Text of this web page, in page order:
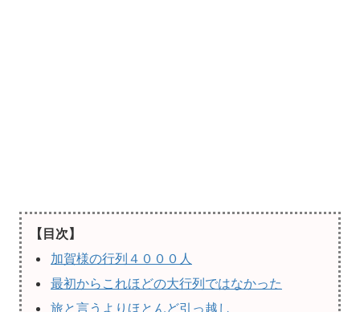
【目次】
加賀様の行列４０００人
最初からこれほどの大行列ではなかった
旅と言うよりほとんど引っ越し